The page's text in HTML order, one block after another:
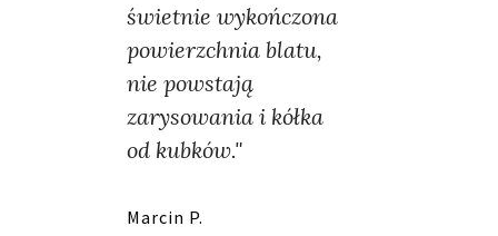
świetnie wykończona
powierzchnia blatu,
nie powstają
zarysowania i kółka
od kubków."
Marcin P.